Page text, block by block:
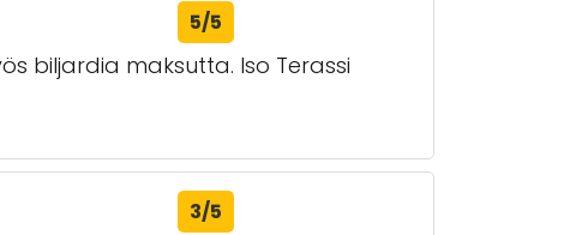
5/5
biljardia maksutta. Iso Terassi
3/5